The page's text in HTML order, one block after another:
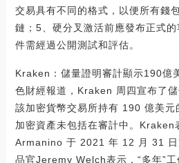
交易具有不同的格式，以便所有錢
鏈；5、硬分叉激活前應發布正式
件需經過公開測試和評估。
Kraken：儲量證明審計顯示190億
色財經報道，Kraken 周四宣布了
該加密貨幣交易所持有 190 億美元
加密資產未包括在審計中。Kraken
Armanino 于 2021 年 12 月 31 日
品官Jeremy Welch表示，“多年”